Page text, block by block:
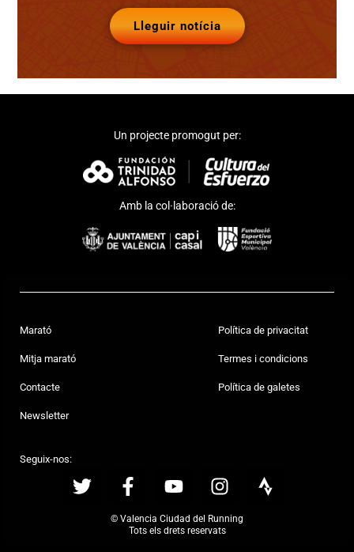
Lleguir notícia
Un projecte promogut per:
Amb la col·laboració de:
Marató
Mitja marató
Contacte
Newsletter
Política de privacitat
Termes i condicions
Política de galetes
Seguix-nos:
© Valencia Ciudad del Running
Tots els drets reservats